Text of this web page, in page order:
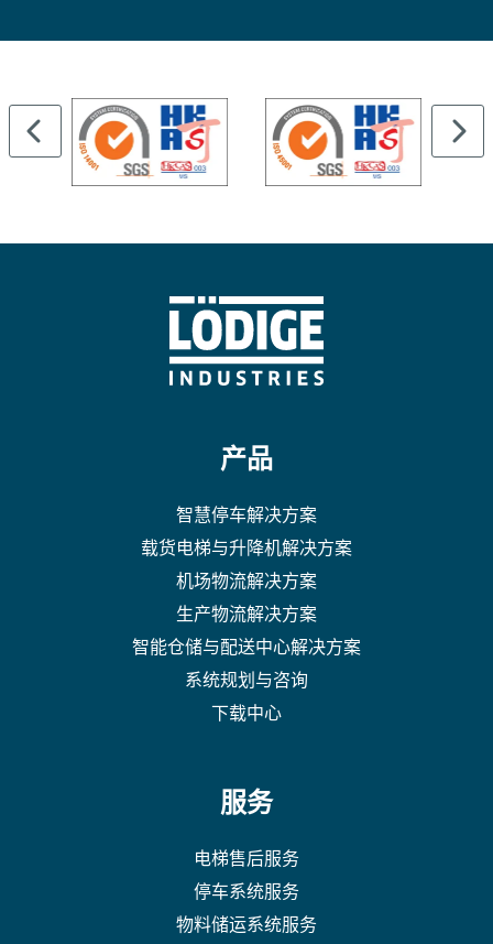
产品
智慧停车解决方案
载货电梯与升降机解决方案
机场物流解决方案
生产物流解决方案
智能仓储与配送中心解决方案
系统规划与咨询
下载中心
服务
电梯售后服务
停车系统服务
物料储运系统服务